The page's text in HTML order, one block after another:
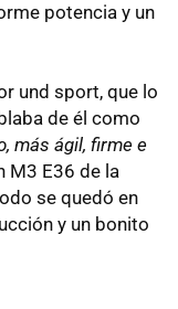
potencia y un
und sport, que lo
de él como
más ágil, firme e
M3 E36 de la
se quedó en
y un bonito